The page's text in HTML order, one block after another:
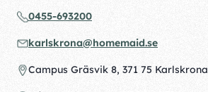
0455-693200
karlskrona@homemaid.se
Campus Gräsvik 8, 371 75 Karlskrona